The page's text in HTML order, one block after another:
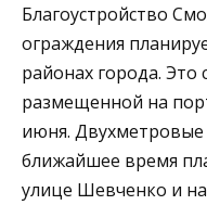
Благоустройство
ограждения
районах города. Это
размещенной на
июня.
ближайшее время
улице Шевченко и